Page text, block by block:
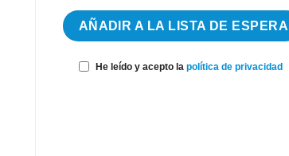
He leído y acepto la política de privacidad